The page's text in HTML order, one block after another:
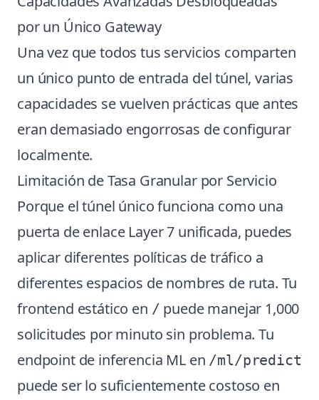
por un Único Gateway
Una vez que todos tus servicios comparten
un único punto de entrada del túnel, varias
capacidades se vuelven prácticas que antes
eran demasiado engorrosas de configurar
localmente.
Limitación de Tasa Granular por Servicio
Porque el túnel único funciona como una
puerta de enlace Layer 7 unificada, puedes
aplicar diferentes políticas de tráfico a
diferentes espacios de nombres de ruta. Tu
frontend estático en / puede manejar 1,000
solicitudes por minuto sin problema. Tu
endpoint de inferencia ML en /ml/predict
puede ser lo suficientemente costoso en